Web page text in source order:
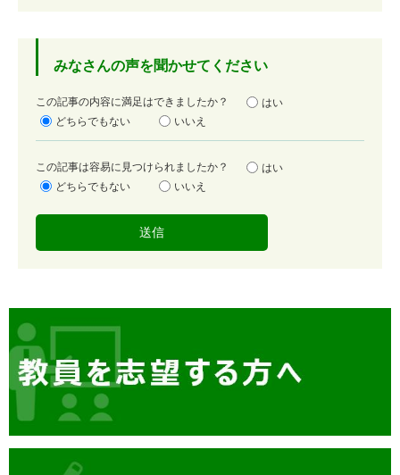
みなさんの声を聞かせてください
満
足
この記事の内容に満足はできましたか？
はい
どちらでもない
いいえ
容
易
この記事は容易に見つけられましたか？
はい
どちらでもない
いいえ